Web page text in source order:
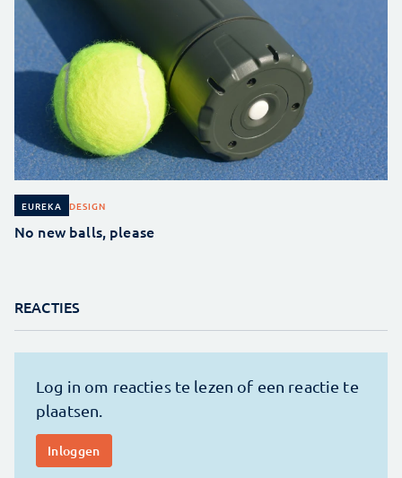
EUREKA DESIGN
No new balls, please
REACTIES